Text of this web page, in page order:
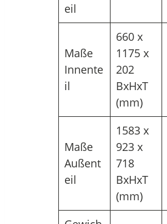
eil
Maße
Innente
il
660 x
1175 x
202
BxHxT
(mm)
Maße
Außent
eil
1583 x
923 x
718
BxHxT
(mm)